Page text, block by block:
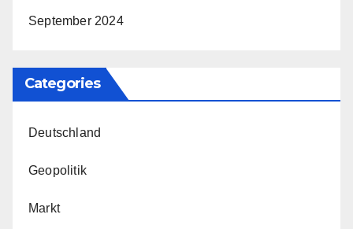
September 2024
Categories
Deutschland
Geopolitik
Markt